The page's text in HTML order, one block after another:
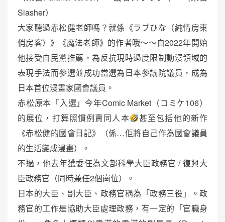
Slasher）
大家聽過赤松健老師嗎？就係《ラブひな（純情房東
俏房客）》《魔法老師》的作者哦～～自2022年開始
他接受自民黨推薦，為反抗現時過度限制動漫領域的
表現手法而參選並成功當選為日本參議院議員，成為
日本首位漫畫家國會議員。
赤松原本「入選」今年Comic Market（コミケ106）
的展位，打算照慣例賣同人本
甚至包括他的新作
《赤松健的國會日記》（係…佢將自己作為國會議員
的生活變成漫畫）。
不過，他去年獲委任為文部科學大臣政務官 / 復興大
臣政務官（同時兼任2個崗位）。
日本的大臣、副大臣、政務官稱為「政務三役」。政
務官的工作是協助大臣處理政務，有一定的「官職身